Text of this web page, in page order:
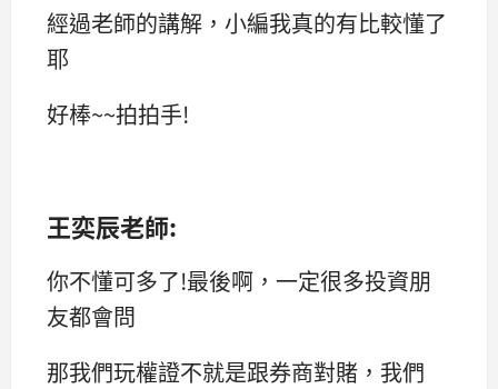
經過老師的講解，小編我真的有比較懂了
耶
好棒~~拍拍手!
王奕辰老師:
你不懂可多了!最後啊，一定很多投資朋
友都會問
那我們玩權證不就是跟券商對賭，我們